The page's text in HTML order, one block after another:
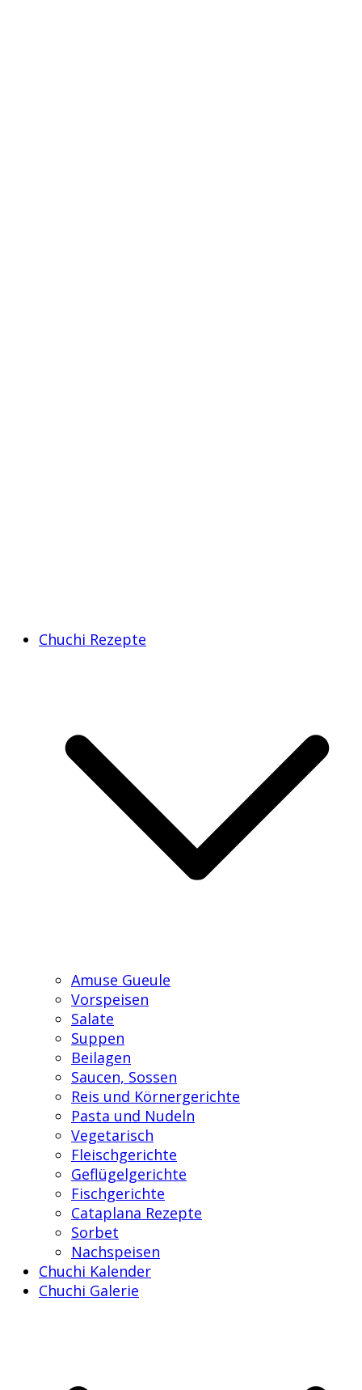
Chuchi Rezepte
Amuse Gueule
Vorspeisen
Salate
Suppen
Beilagen
Saucen, Sossen
Reis und Körnergerichte
Pasta und Nudeln
Vegetarisch
Fleischgerichte
Geflügelgerichte
Fischgerichte
Cataplana Rezepte
Sorbet
Nachspeisen
Chuchi Kalender
Chuchi Galerie